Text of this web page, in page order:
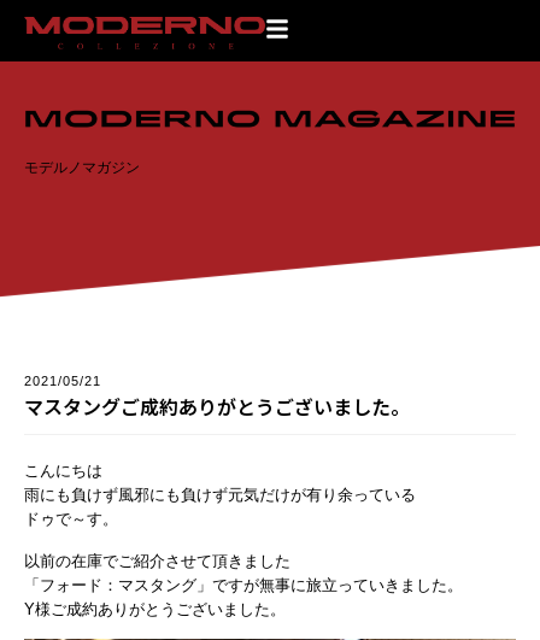
TOP>モデルノマガジン>マスタングご成約ありがとうございました。
モデルノマガジン
2021/05/21
マスタングご成約ありがとうございました。
こんにちは
雨にも負けず風邪にも負けず元気だけが有り余っている
ドゥで～す。
以前の在庫でご紹介させて頂きました
「フォード：マスタング」ですが無事に旅立っていきました。
Y様ご成約ありがとうございました。